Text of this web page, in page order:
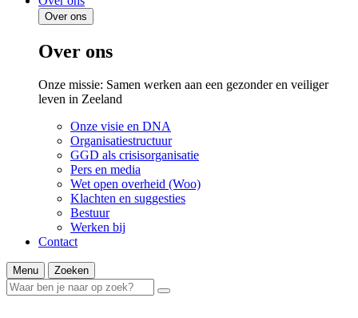
Over ons
Over ons
Onze missie: Samen werken aan een gezonder en veiliger
leven in Zeeland
Onze visie en DNA
Organisatiestructuur
GGD als crisisorganisatie
Pers en media
Wet open overheid (Woo)
Klachten en suggesties
Bestuur
Werken bij
Contact
Menu Zoeken